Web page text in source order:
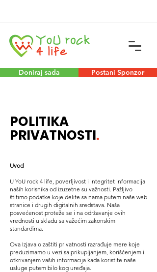
Doniraj sada Postani Sponzor
POLITIKA
PRIVATNOSTI.
Uvod
U YoU rock 4 life, poverljivost i integritet informacija
naših korisnika od izuzetne su važnosti. Pažljivo
štitimo podatke koje delite sa nama putem naše web
stranice i drugih digitalnih sredstava. Naša
posvećenost proteže se i na održavanje ovih
vrednosti u skladu sa važećim zakonskim
standardima.
Ova Izjava o zaštiti privatnosti razrađuje mere koje
preduzimamo u vezi sa prikupljanjem, korišćenjem i
otkrivanjem vaših informacija kada koristite naše
usluge putem bilo kog uređaja.